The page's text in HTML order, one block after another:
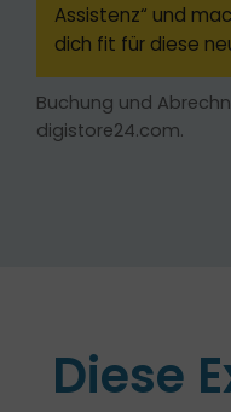
Assistenz“ und
dich fit für diese
Buchung und
digistore24.com.
Diese